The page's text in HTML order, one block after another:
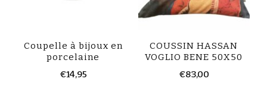
Coupelle à bijoux en
porcelaine
€14,95
COUSSIN HASSAN
VOGLIO BENE 50X50
€83,00